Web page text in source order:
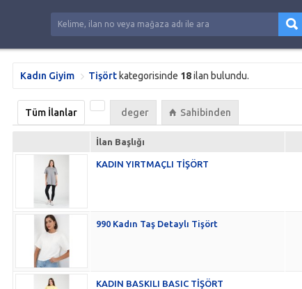
Kadın Giyim Tişört kategorisinde 18ilan bulundu.
Tüm İlanlar deger Sahibinden
İlan Başlığı
KADIN YIRTMAÇLI TİŞÖRT
990 Kadın Taş Detaylı Tişört
KADIN BASKILI BASIC TİŞÖRT